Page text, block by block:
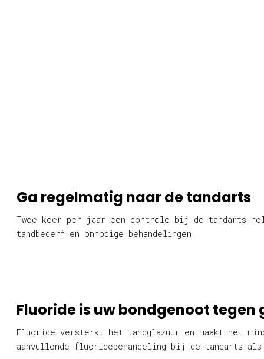
Ga regelmatig naar de tandarts
Twee keer per jaar een controle bij de tandarts
tandbederf en onnodige behandelingen.
Fluoride is uw bondgenoot tegen
Fluoride versterkt het tandglazuur en maakt het
aanvullende fluoridebehandeling bij de tandarts